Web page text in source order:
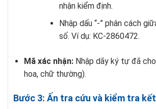
nhận kiểm định.
Nhập dấu “-” phân cách
số. Ví dụ: KC-2860472.
Mã xác nhận:Nhập dãy ký tự đã
hoa, chữ thường).
Bước 3: Ấn tra cứu và kiểm tra